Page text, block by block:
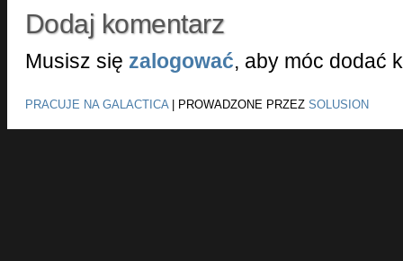
Dodaj komentarz
Musisz się zalogować, aby móc dodać
PRACUJE NA GALACTICA| PROWADZONE PRZEZ SOLUSION